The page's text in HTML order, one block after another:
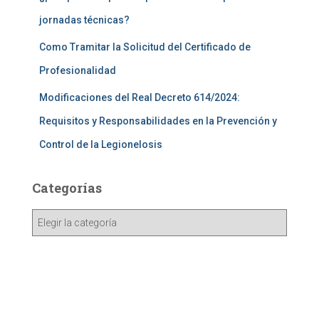
jornadas técnicas?
Como Tramitar la Solicitud del Certificado de
Profesionalidad
Modificaciones del Real Decreto 614/2024:
Requisitos y Responsabilidades en la Prevención y
Control de la Legionelosis
Categorías